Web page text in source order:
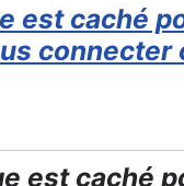
est caché
connecter
est caché